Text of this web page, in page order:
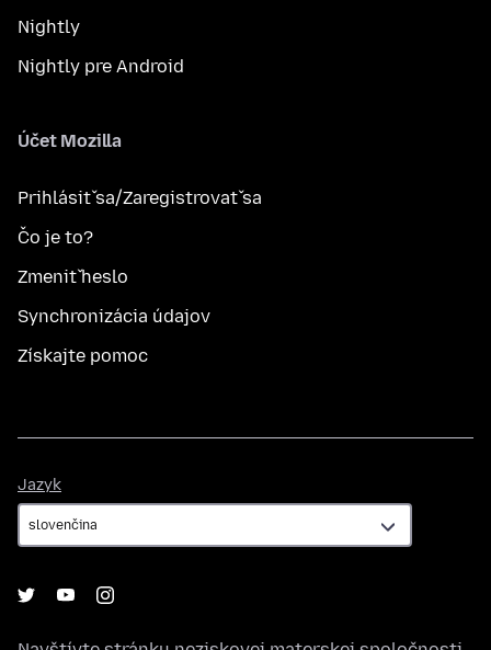
Nightly
Nightly pre Android
Účet Mozilla
Prihlásiť sa/Zaregistrovať sa
Čo je to?
Zmeniť heslo
Synchronizácia údajov
Získajte pomoc
Jazyk